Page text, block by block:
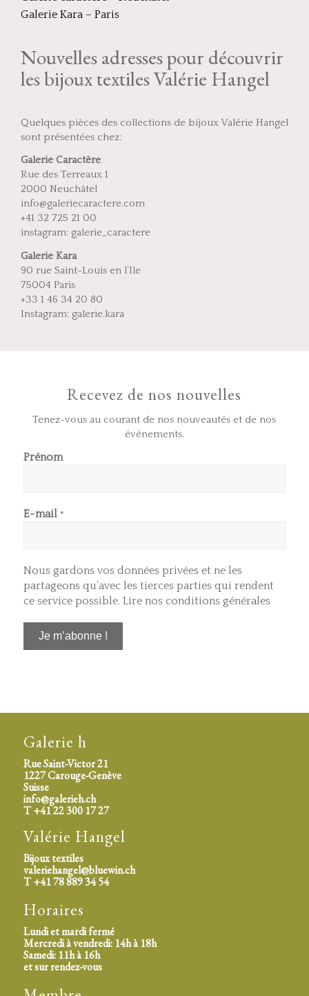
Galerie Kara – Paris
Nouvelles adresses pour découvrir
les bijoux textiles Valérie Hangel
Quelques pièces des collections de bijoux Valérie Hangel
sont présentées chez:
Galerie Caractère
Rue des Terreaux 1
2000 Neuchâtel
info@galeriecaractere.com
+41 32 725 21 00
instagram: galerie_caractere
Galerie Kara
90 rue Saint-Louis en l’Ile
75004 Paris
+33 1 46 34 20 80
Instagram: galerie.kara
Recevez de nos nouvelles
Tenez-vous au courant de nos nouveautés et de nos
événements.
Prénom
E-mail *
Nous gardons vos données privées et ne les
partageons qu’avec les tierces parties qui rendent
ce service possible. Lire nos conditions générales
Galerie h
Rue Saint-Victor 21
1227 Carouge-Genève
Suisse
info@galerieh.ch
T +41 22 300 17 27
Valérie Hangel
Bijoux textiles
valeriehangel@bluewin.ch
T +41 78 889 34 54
Horaires
Lundi et mardi fermé
Mercredi à vendredi: 14h à 18h
Samedi: 11h à 16h
et sur rendez-vous